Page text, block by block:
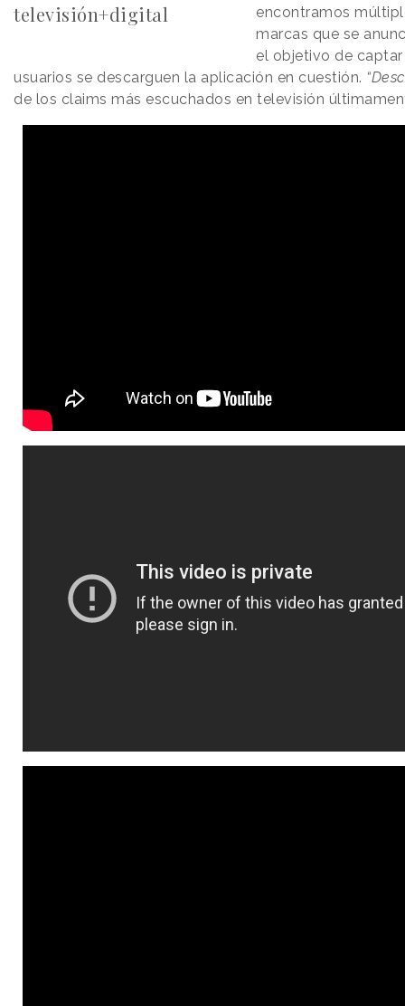
televisión+digital
encontramos
marcas que se
el objetivo de
usuarios se descarguen la aplicación en cuestión.
de los claims más escuchados en televisión